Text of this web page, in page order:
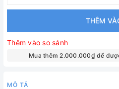
THÊM
Thêm vào so sánh
Mua thêm 2.000.000₫ để
MÔ TẢ